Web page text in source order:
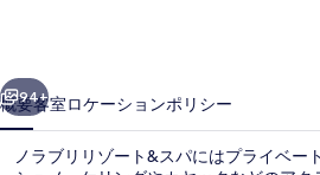
ト
&
ス
次へ
94+
概要客室ロケーションポリシー
ノラブリリゾート&スパにはプライベー